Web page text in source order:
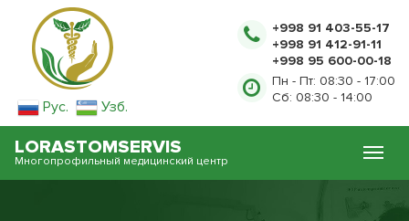
Рус. Узб.
+998 91 403-55-17
+998 91 412-91-11
+998 95 600-00-18
Пн - Пт: 08:30 - 17:00
Сб: 08:30 - 14:00
LORASTOMSERVIS
Многопрофильный медицинский центр